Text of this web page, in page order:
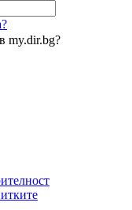
my.dir.bg?